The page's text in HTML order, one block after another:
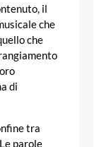
il
che
che
di
tra
parole